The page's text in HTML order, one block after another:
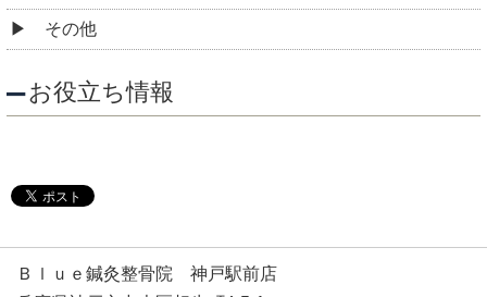
その他
お役立ち情報
Ｂｌｕｅ鍼灸整骨院 神戸駅前店